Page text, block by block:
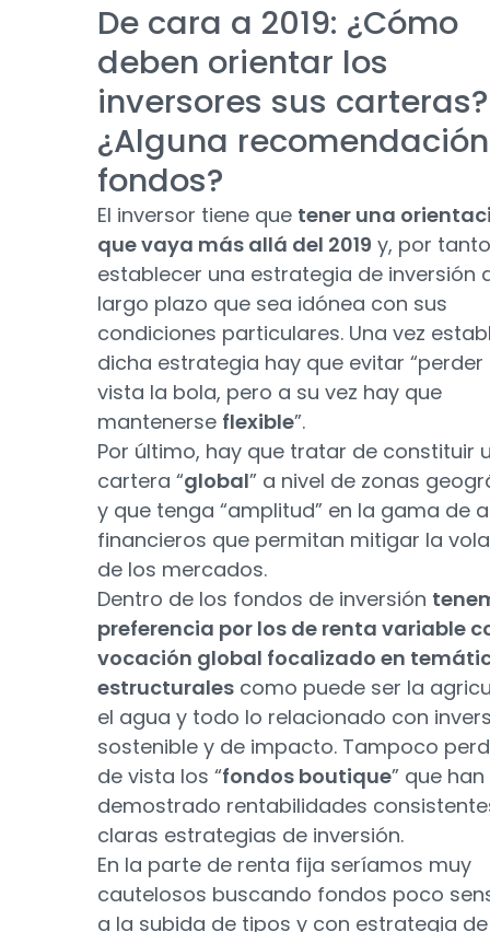
De cara a 2019: ¿Cómo
deben orientar los
inversores sus carteras?
¿Alguna
fondos?
El inversor tiene que tener una
que vaya más allá del 2019 y, por
establecer una estrategia de inversión
largo plazo que sea idónea con sus
condiciones particulares. Una vez
dicha estrategia hay que evitar “perder
vista la bola, pero a su vez hay que
mantenerse flexible”.
Por último, hay que tratar de constituir
cartera “global” a nivel de zonas
y que tenga “amplitud” en la gama de
financieros que permitan mitigar la
de los mercados.
Dentro de los fondos de inversión
preferencia por los de renta variable
vocación global focalizado en
estructurales como puede ser la
el agua y todo lo relacionado con
sostenible y de impacto. Tampoco
de vista los “fondos boutique” que han
demostrado rentabilidades
claras estrategias de inversión.
En la parte de renta fija seríamos muy
cautelosos buscando fondos poco
a la subida de tipos y con estrategia de